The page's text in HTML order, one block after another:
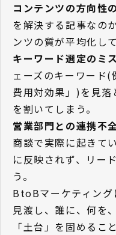
コンテンツの方向性
を解決する記事なの
ンツの質が平均化し
キーワード選定のミ
ェーズのキーワード
費用対効果」)を見落
を割いてしまう。
営業部門との連携不
商談で実際に起きて
に反映されず、リー
う。
BtoBマーケティング
見渡し、誰に、何を
「土台」を固めるこ